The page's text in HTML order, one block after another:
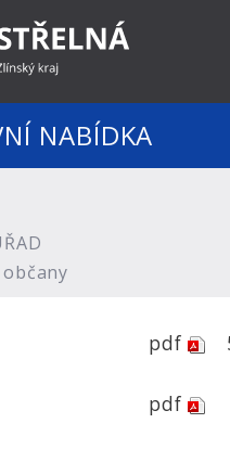
NABÍDKA
pdf
pdf